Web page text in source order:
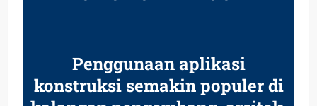
Penggunaan aplikasi
konstruksi semakin populer di